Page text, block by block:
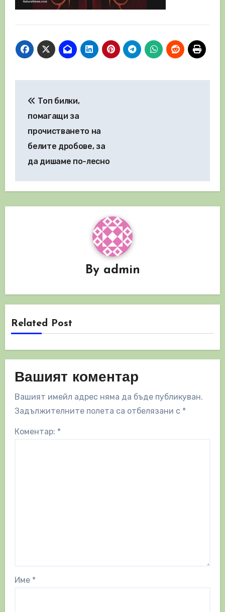
Топ билки,
помагащи за
прочистването на
белите дробове, за
да дишаме по-лесно
By admin
Related Post
Вашият коментар
Вашият имейл адрес няма да бъде публикуван.
Задължителните полета са отбелязани с *
Коментар: *
Име *